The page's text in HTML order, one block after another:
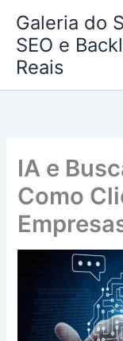
para
conteúdo
Galeria do
SEO e
Reais
IA e
Como